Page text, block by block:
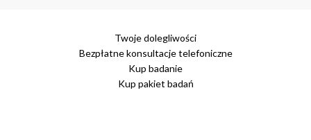
Twoje dolegliwości
Bezpłatne konsultacje telefoniczne
Kup badanie
Kup pakiet badań